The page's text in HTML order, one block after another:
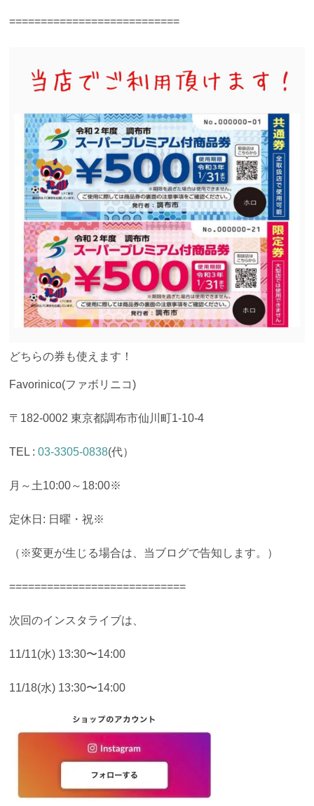
===========================
どちらの券も使えます！
Favorinico(ファボリニコ)
〒182-0002 東京都調布市仙川町1-10-4
TEL :03-3305-0838(代）
月～土10:00～18:00※
定休日: 日曜・祝※
（※変更が生じる場合は、当ブログで告知します。）
============================
次回のインスタライブは、
11/11(水) 13:30〜14:00
11/18(水) 13:30〜14:00